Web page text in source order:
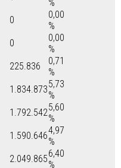
%
0
0,00
%
0
0,00
%
225.836
0,71
%
1.834.8735,73
%
1.792.5425,60
%
1.590.6464,97
%
2.049.8656,40
%